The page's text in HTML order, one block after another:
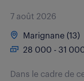
7 août 2026
Marignane (13)
28 000 - 31
Dans le cadre de